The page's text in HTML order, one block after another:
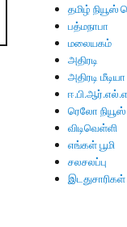
தமிழ் நியூஸ்
பத்மநாபா
மலையகம்
அதிரடி
அதிரடி மீடியா
ரெலோ நியூஸ்
விடிவெள்ளி
எங்கள் பூமி
சலசலப்பு
இடதுசாரிகள்